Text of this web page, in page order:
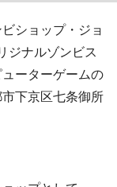
ショップ・ジョ
ジナルゾンビス
ーターゲームの
下京区七条御所